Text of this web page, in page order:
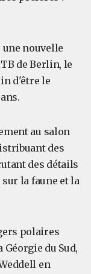
nouvelle
de Berlin, le
d'être le
au salon
des
des détails
la faune et la
polaires
du Sud,
en